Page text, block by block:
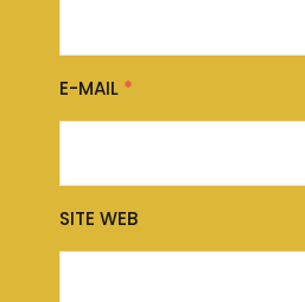
E-MAIL *
SITE WEB